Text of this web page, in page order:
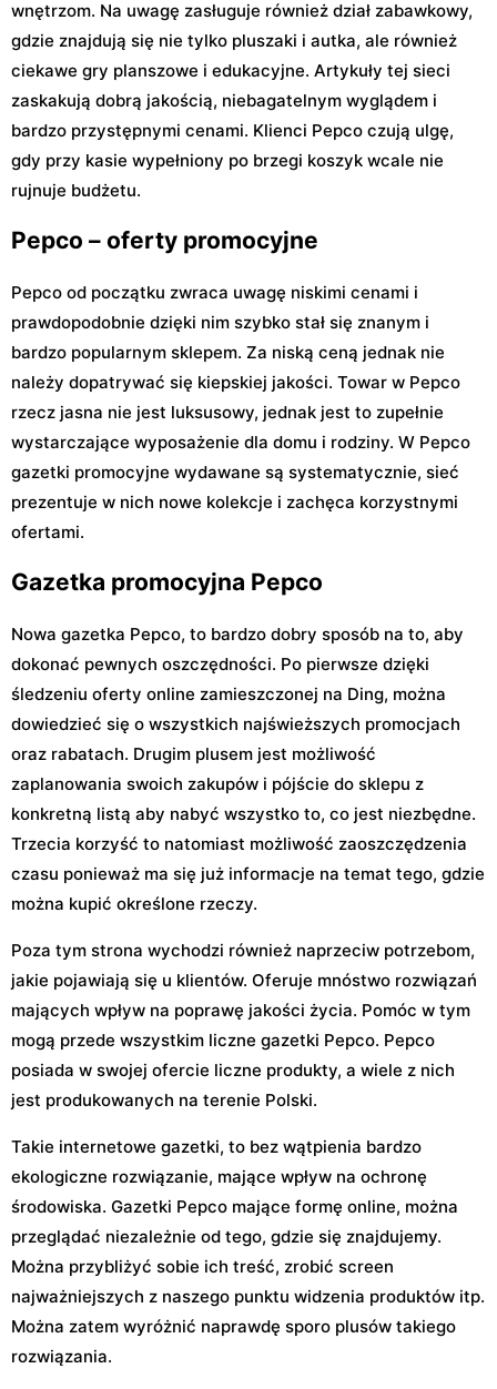
wnętrzom. Na uwagę zasługuje również dział zabawkowy,
gdzie znajdują się nie tylko pluszaki i autka, ale również
ciekawe gry planszowe i edukacyjne. Artykuły tej sieci
zaskakują dobrą jakością, niebagatelnym wyglądem i
bardzo przystępnymi cenami. Klienci Pepco czują ulgę,
gdy przy kasie wypełniony po brzegi koszyk wcale nie
rujnuje budżetu.
Pepco – oferty promocyjne
Pepco od początku zwraca uwagę niskimi cenami i
prawdopodobnie dzięki nim szybko stał się znanym i
bardzo popularnym sklepem. Za niską ceną jednak nie
należy dopatrywać się kiepskiej jakości. Towar w Pepco
rzecz jasna nie jest luksusowy, jednak jest to zupełnie
wystarczające wyposażenie dla domu i rodziny. W Pepco
gazetki promocyjne wydawane są systematycznie, sieć
prezentuje w nich nowe kolekcje i zachęca korzystnymi
ofertami.
Gazetka promocyjna Pepco
Nowa gazetka Pepco, to bardzo dobry sposób na to, aby
dokonać pewnych oszczędności. Po pierwsze dzięki
śledzeniu oferty online zamieszczonej na Ding, można
dowiedzieć się o wszystkich najświeższych promocjach
oraz rabatach. Drugim plusem jest możliwość
zaplanowania swoich zakupów i pójście do sklepu z
konkretną listą aby nabyć wszystko to, co jest niezbędne.
Trzecia korzyść to natomiast możliwość zaoszczędzenia
czasu ponieważ ma się już informacje na temat tego, gdzie
można kupić określone rzeczy.
Poza tym strona wychodzi również naprzeciw potrzebom,
jakie pojawiają się u klientów. Oferuje mnóstwo rozwiązań
mających wpływ na poprawę jakości życia. Pomóc w tym
mogą przede wszystkim liczne gazetki Pepco. Pepco
posiada w swojej ofercie liczne produkty, a wiele z nich
jest produkowanych na terenie Polski.
Takie internetowe gazetki, to bez wątpienia bardzo
ekologiczne rozwiązanie, mające wpływ na ochronę
środowiska. Gazetki Pepco mające formę online, można
przeglądać niezależnie od tego, gdzie się znajdujemy.
Można przybliżyć sobie ich treść, zrobić screen
najważniejszych z naszego punktu widzenia produktów itp.
Można zatem wyróżnić naprawdę sporo plusów takiego
rozwiązania.